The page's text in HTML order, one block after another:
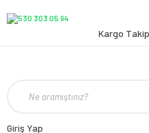
Kargo Takip
Giriş Yap